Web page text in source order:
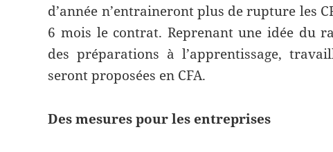
d’année n’entraineront plus de rupture les
6 mois le contrat. Reprenant une idée du
des préparations à l’apprentissage,
seront proposées en CFA.
Des mesures pour les entreprises